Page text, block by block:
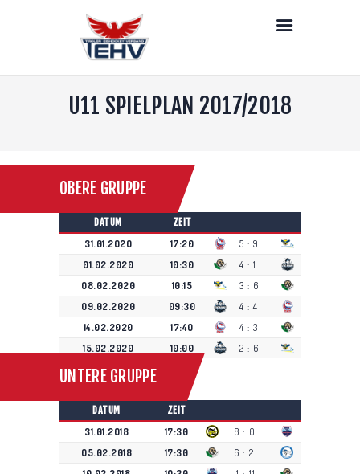
U11 SPIELPLAN 2017/2018
LIVE
NEWS
DEIN TEHV
SENIOREN
PARTNER & LINKS
KONTAKT
OBERE GRUPPE
DATUM
ZEIT
31.01.2020
17:20 5 : 9
01.02.2020
10:30 4 : 1
08.02.2020
10:15 3 : 6
09.02.2020
09:30 4 : 4
14.02.2020
17:40 4 : 3
15.02.2020
10:00 2 : 6
UNTERE GRUPPE
DATUM
ZEIT
31.01.2018
17:30 8 : 0
05.02.2018
17:30 6 : 2